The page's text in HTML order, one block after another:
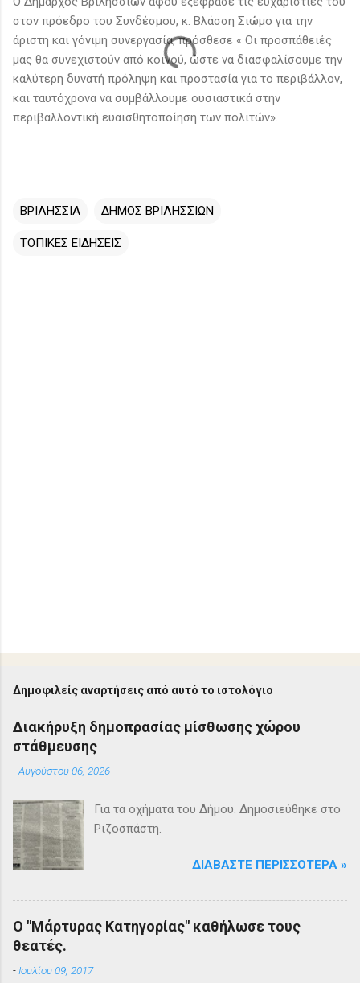
στον πρόεδρο του Συνδέσμου, κ. Βλάσση Σιώμο για την
άριστη και γόνιμη συνεργασία, πρόσθεσε « Οι προσπάθειές
μας θα συνεχιστούν από κοινού, ώστε να διασφαλίσουμε την
καλύτερη δυνατή πρόληψη και προστασία για το περιβάλλον,
και ταυτόχρονα να συμβάλλουμε ουσιαστικά στην
περιβαλλοντική ευαισθητοποίηση των πολιτών».
ΒΡΙΛΗΣΣΙΑ ΔΗΜΟΣ ΒΡΙΛΗΣΣΙΩΝ
ΤΟΠΙΚΕΣ ΕΙΔΗΣΕΙΣ
Δημοφιλείς αναρτήσεις από αυτό το ιστολόγιο
Διακήρυξη δημοπρασίας μίσθωσης χώρου
στάθμευσης
-Αυγούστου 06, 2026
Για τα οχήματα του Δήμου. Δημοσιεύθηκε στο
Ριζοσπάστη.
ΔΙΑΒΆΣΤΕ ΠΕΡΙΣΣΌΤΕΡΑ »
Ο "Μάρτυρας Κατηγορίας" καθήλωσε τους
θεατές.
-Ιουλίου 09, 2017